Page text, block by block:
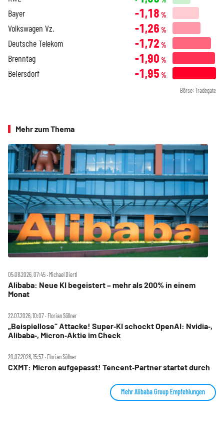
Bayer -1,18 %
Volkswagen Vz. -1,26 %
Deutsche Telekom -1,72 %
Brenntag -1,90 %
Beiersdorf -1,95 %
Börse: Tradegate
Mehr zum Thema
05.08.2026, 07:45 ‧ Michael Diertl
Alibaba: Neue KI begeistert – mehr als 200% in einem
Monat
22.07.2026, 10:07 ‧ Florian Söllner
„Beispiellose“ Attacke! Super‑KI schockt OpenAI: Nvidia‑,
Alibaba‑, Micron‑Aktie im Check
20.07.2026, 15:57 ‧ Florian Söllner
CXMT: Micron aufgepasst! Tencent‑Partner startet durch
Mehr Alibaba Group Empfehlungen